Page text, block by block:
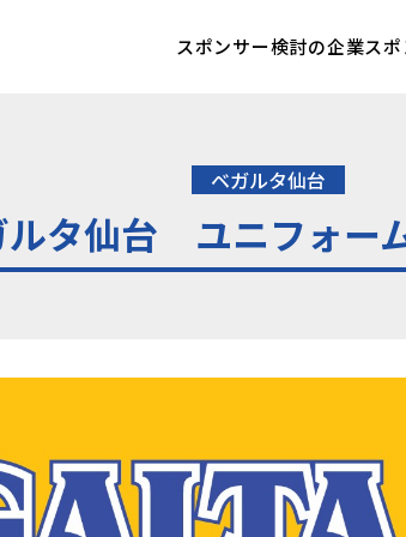
スポンサー検討の企業ス
ベガルタ仙台
ルタ仙台 ユニフォー